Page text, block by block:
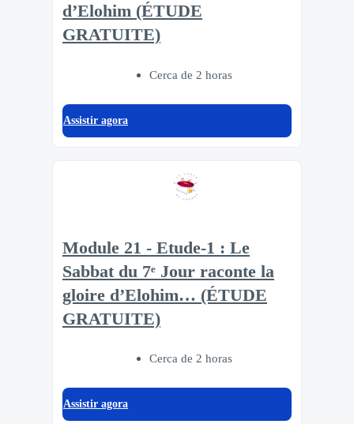
d’Elohim (ÉTUDE
GRATUITE)
Cerca de 2 horas
Assistir agora
Module 21 - Etude-1 : Le
Sabbat du 7ᵉ Jour raconte la
gloire d’Elohim… (ÉTUDE
GRATUITE)
Cerca de 2 horas
Assistir agora